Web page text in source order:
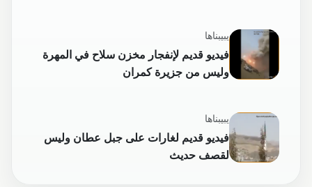
يبيبناها
فيديو قديم لإنفجار مخزن سلاح في المهرة
وليس من جزيرة كمران
يبيبناها
فيديو قديم لغارات على جبل عطان وليس
لقصف حديث